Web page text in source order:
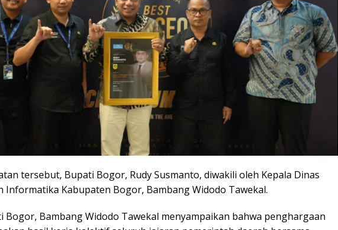
tersebut, Bupati Bogor, Rudy Susmanto, diwakili oleh Kepala Dinas
Informatika Kabupaten Bogor, Bambang Widodo Tawekal.
Bogor, Bambang Widodo Tawekal menyampaikan bahwa penghargaan